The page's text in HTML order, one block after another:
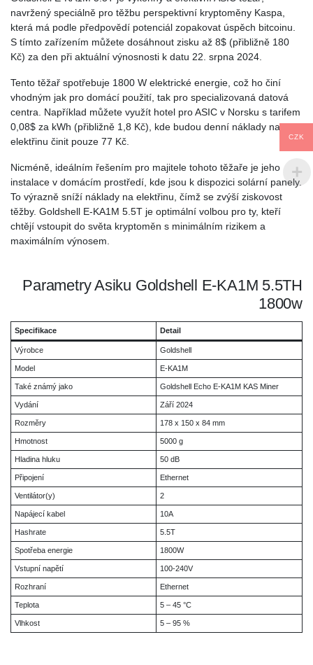
navržený speciálně pro těžbu perspektivní kryptoměny Kaspa,
která má podle předpovědí potenciál zopakovat úspěch bitcoinu.
S tímto zařízením můžete dosáhnout zisku až 8$ (přibližně 180
Kč) za den při aktuální výnosnosti k datu 22. srpna 2024.
Tento těžař spotřebuje 1800 W elektrické energie, což ho činí
vhodným jak pro domácí použití, tak pro specializovaná datová
centra. Například můžete využít hotel pro ASIC v Norsku s tarifem
0,08$ za kWh (přibližně 1,8 Kč), kde budou denní náklady na
elektřinu činit pouze 77 Kč.
Nicméně, ideálním řešením pro majitele tohoto těžaře je jeho
instalace v domácím prostředí, kde jsou k dispozici solární panely.
To výrazně sníží náklady na elektřinu, čímž se zvýší ziskovost
těžby. Goldshell E-KA1M 5.5T je optimální volbou pro ty, kteří
chtějí vstoupit do světa kryptoměn s minimálním rizikem a
maximálním výnosem.
Parametry Asiku Goldshell E-KA1M 5.5TH
1800w
Specifikace Detail
Výrobce Goldshell
Model E-KA1M
Také známý jako Goldshell Echo E-KA1M KAS Miner
Vydání Září 2024
Rozměry 178 x 150 x 84 mm
Hmotnost 5000 g
Hladina hluku 50 dB
Připojení Ethernet
Ventilátor(y) 2
Napájecí kabel 10A
Hashrate 5.5T
Spotřeba energie 1800W
Vstupní napětí 100-240V
Rozhraní Ethernet
Teplota 5 – 45 °C
Vlhkost 5 – 95 %
CZK